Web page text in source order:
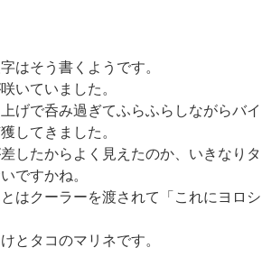
はそう書くようです。
いていました。
げで呑み過ぎてふらふらしながらバイ
してきました。
したからよく見えたのか、いきなり
ですかね。
はクーラーを渡されて「これにヨロ
とタコのマリネです。